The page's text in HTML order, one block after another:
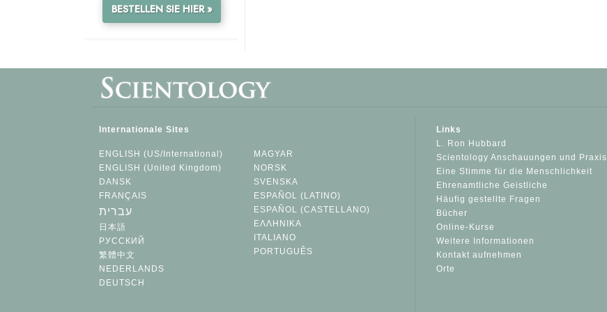
BESTELLEN SIE HIER »
Internationale Sites
ENGLISH (US/International)
ENGLISH (United Kingdom)
DANSK
FRANÇAIS
עברית
日本語
РУССКИЙ
繁體中文
NEDERLANDS
DEUTSCH
MAGYAR
NORSK
SVENSKA
ESPAÑOL (LATINO)
ESPAÑOL (CASTELLANO)
ΕΛΛΗΝΙΚA
ITALIANO
PORTUGUÊS
Links
L. Ron Hubbard
Scientology Anschauungen und Praxis
Eine Stimme für die Menschlichkeit
Ehrenamtliche Geistliche
Häufig gestellte Fragen
Bücher
Online-Kurse
Weitere Informationen
Kontakt aufnehmen
Orte